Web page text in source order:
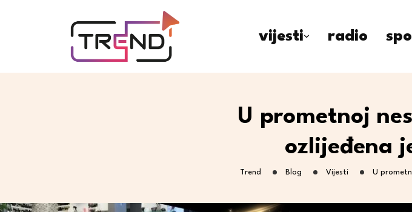
vijesti radio
U prometnoj
ozlijeđena
Trend Blog Vijesti U